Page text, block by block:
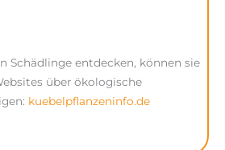
Schädlinge entdecken, können sie
über ökologische
kuebelpflanzeninfo.de